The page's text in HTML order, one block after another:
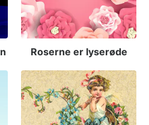
Roserne er lyserøde